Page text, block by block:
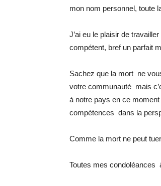
mon nom personnel, toute
J’ai eu le plaisir de
compétent, bref un parfait
Sachez que la mort ne
votre communauté mais
à notre pays en ce
compétences dans la
Comme la mort ne peut
Toutes mes condoléances